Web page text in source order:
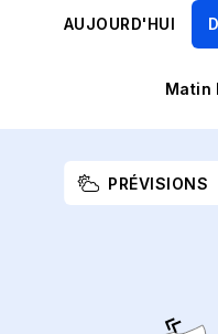
AUJOURD'HUI
Matin
PRÉVISIONS